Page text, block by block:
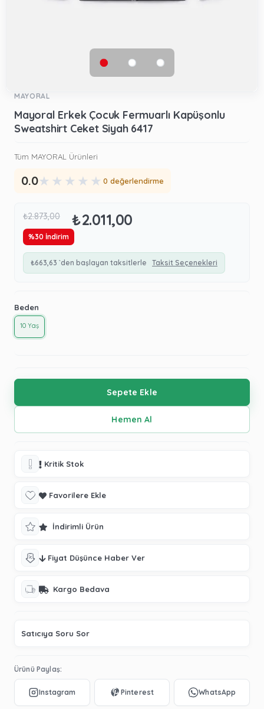
MAYORAL
Mayoral Erkek Çocuk Fermuarlı Kapüşonlu
Sweatshirt Ceket Siyah 6417
Tüm MAYORAL Ürünleri
0.0★ ★ ★ ★ ★ 0 değerlendirme
₺2.873,00 ₺2.011,00
%30 İndirim
₺663,63 `den başlayan taksitlerle Taksit Seçenekleri
Beden
10 Yaş
Kritik Stok
Favorilere Ekle
İndirimli Ürün
Fiyat Düşünce Haber Ver
Kargo Bedava
Satıcıya Soru Sor
Ürünü Paylaş: